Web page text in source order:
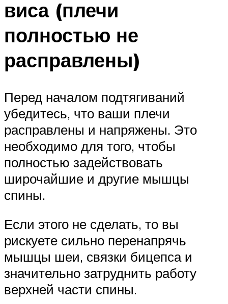
виса (плечи
полностью не
расправлены)
Перед началом подтягиваний
убедитесь, что ваши плечи
расправлены и напряжены. Это
необходимо для того, чтобы
полностью задействовать
широчайшие и другие мышцы
спины.
Если этого не сделать, то вы
рискуете сильно перенапрячь
мышцы шеи, связки бицепса и
значительно затруднить работу
верхней части спины.